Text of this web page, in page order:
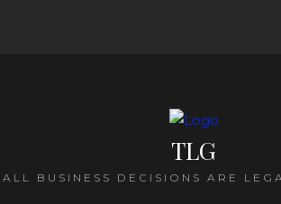
TLG
ALL BUSINESS DECISIONS ARE